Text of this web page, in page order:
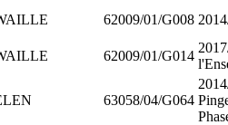
62009/01/G008
62009/01/G014
63058/04/G064